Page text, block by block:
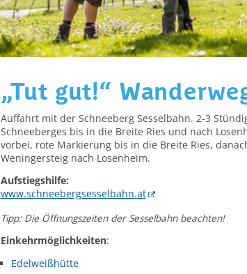
„Tut gut!“
Auffahrt mit der Schneeberg Sesselbahn. 2-3
Schneeberges bis in die Breite Ries und nach
vorbei, rote Markierung bis in die Breite Ries,
Weningersteig nach Losenheim.
Aufstiegshilfe:
www.schneebergsesselbahn.at
Tipp: Die Öffnungszeiten der Sesselbahn beachten!
Einkehrmöglichkeiten:
Edelweißhütte